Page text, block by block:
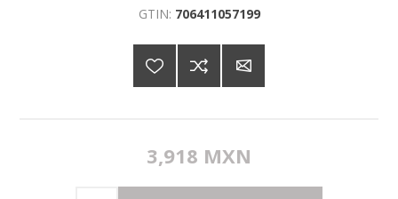
GTIN: 706411057199
3,918 MXN